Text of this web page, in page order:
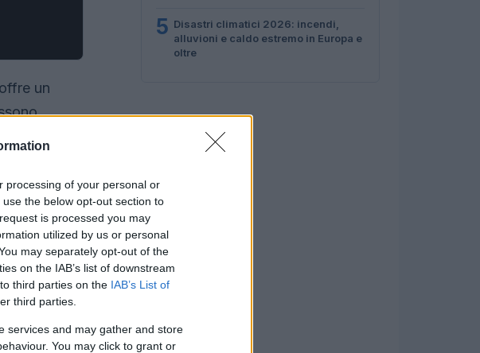
processing of your personal or
the below opt-out section to
is processed you may
utilized by us or personal
may separately opt-out of the
on the IAB’s list of downstream
third parties on the IAB’s List of
third parties.
services and may gather and store
You may click to grant or
un
in
5 Disastri climatici 2026: incendi,
alluvioni e caldo estremo in Europa e
oltre